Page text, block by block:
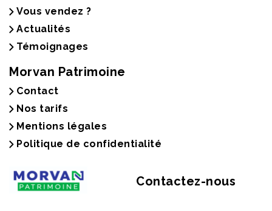
Vous vendez ?
Actualités
Témoignages
Morvan Patrimoine
Contact
Nos tarifs
Mentions légales
Politique de confidentialité
Contactez-nous